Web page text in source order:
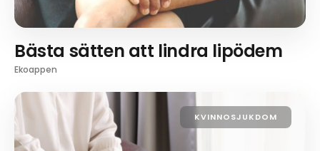
Bästa sätten att lindra lipödem
Ekoappen
KVINNOSJUKDOM